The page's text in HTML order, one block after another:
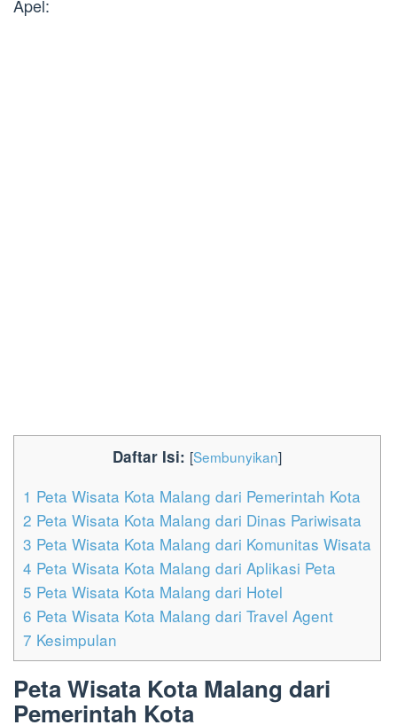
Apel:
Daftar Isi: [Sembunyikan]
1 Peta Wisata Kota Malang dari Pemerintah Kota
2 Peta Wisata Kota Malang dari Dinas Pariwisata
3 Peta Wisata Kota Malang dari Komunitas Wisata
4 Peta Wisata Kota Malang dari Aplikasi Peta
5 Peta Wisata Kota Malang dari Hotel
6 Peta Wisata Kota Malang dari Travel Agent
7 Kesimpulan
Peta Wisata Kota Malang dari
Pemerintah Kota